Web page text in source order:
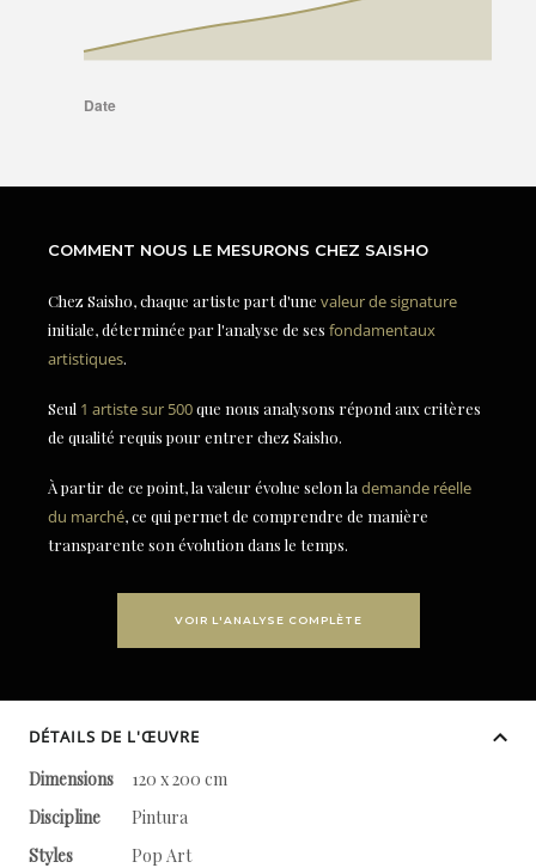
COMMENT NOUS LE MESURONS CHEZ SAISHO
Chez Saisho, chaque artiste part d'une valeur de signature
initiale, déterminée par l'analyse de ses fondamentaux
artistiques.
Seul 1 artiste sur 500que nous analysons répond aux critères
de qualité requis pour entrer chez Saisho.
À partir de ce point, la valeur évolue selon la demande réelle
du marché, ce qui permet de comprendre de manière
transparente son évolution dans le temps.
VOIR L'ANALYSE COMPLÈTE
DÉTAILS DE L'ŒUVRE
Dimensions
120 x 200 cm
Discipline
Pintura
Styles
Pop Art